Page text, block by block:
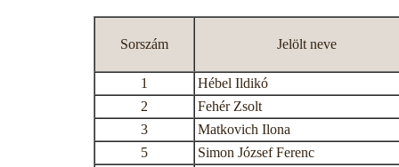
Sorszám Jelölt neve
1
Hébel Ildikó
2
Fehér Zsolt
3
Matkovich Ilona
5
Simon József Ferenc